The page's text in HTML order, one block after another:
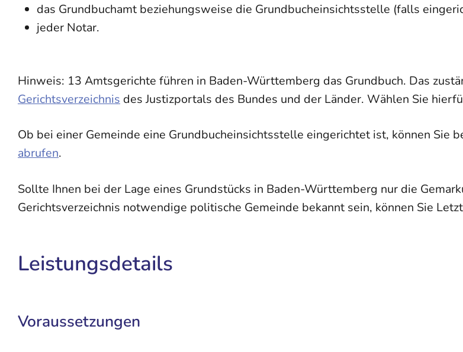
das Grundbuchamt beziehungsweise die Grundbucheinsichtsstelle (falls
jeder Notar.
Hinweis: 13 Amtsgerichte führen in Baden-Württemberg das Grundbuch. Das
Gerichtsverzeichnis des Justizportals des Bundes und der Länder. Wählen Sie
Ob bei einer Gemeinde eine Grundbucheinsichtsstelle eingerichtet ist, können Sie
abrufen.
Sollte Ihnen bei der Lage eines Grundstücks in Baden-Württemberg nur die
Gerichtsverzeichnis notwendige politische Gemeinde bekannt sein, können Sie
Leistungsdetails
Voraussetzungen